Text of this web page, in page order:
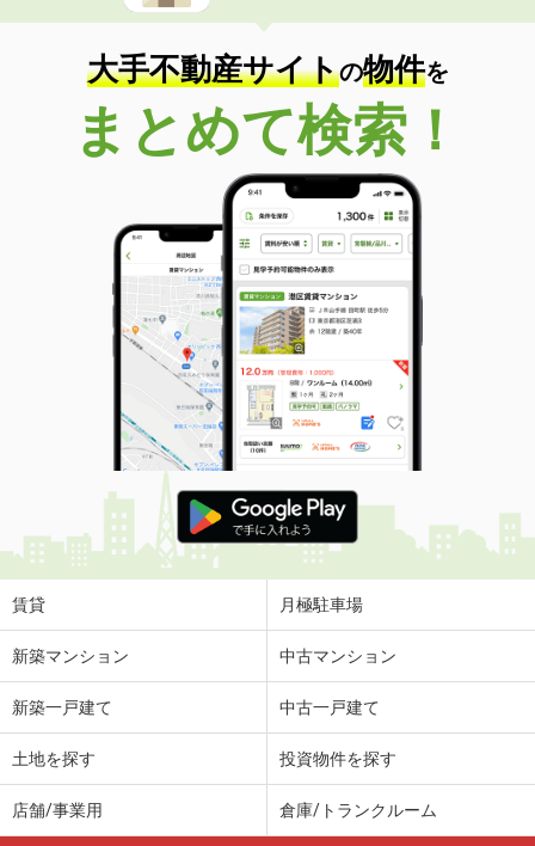
大手不動産サイトの物件を
まとめて検索！
賃貸 月極駐車場
新築マンション 中古マンション
新築一戸建て 中古一戸建て
土地を探す 投資物件を探す
店舗/事業用 倉庫/トランクルーム